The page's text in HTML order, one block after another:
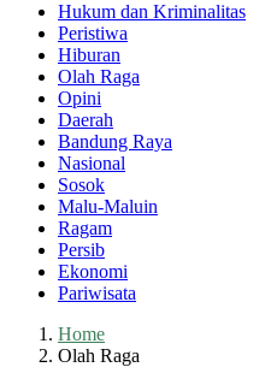
Hukum dan Kriminalitas
Peristiwa
Hiburan
Olah Raga
Opini
Daerah
Bandung Raya
Nasional
Sosok
Malu-Maluin
Ragam
Persib
Ekonomi
Pariwisata
Home
Olah Raga